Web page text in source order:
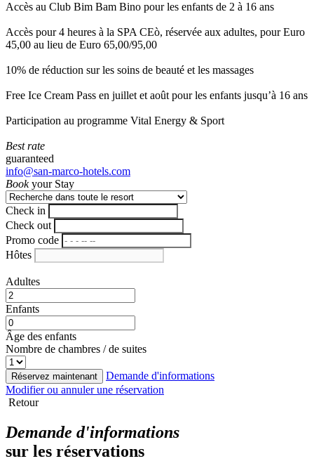
Accès au Club Bim Bam Bino pour les enfants de 2 à 16 ans
Accès pour 4 heures à la SPA CEò, réservée aux adultes, pour Euro
45,00 au lieu de Euro 65,00/95,00
10% de réduction sur les soins de beauté et les massages
Free Ice Cream Pass en juillet et août pour les enfants jusqu’à 16 ans
Participation au programme Vital Energy & Sport
Best rate
guaranteed
info@san-marco-hotels.com
Bookyour Stay
Check in
Check out
Promo code
Hôtes
Adultes
Enfants
Âge des enfants
Nombre de chambres / de suites
Réservez maintenant
Demande d'informations
Modifier ou annuler une réservation
Retour
Demande d'informations
sur les réservations